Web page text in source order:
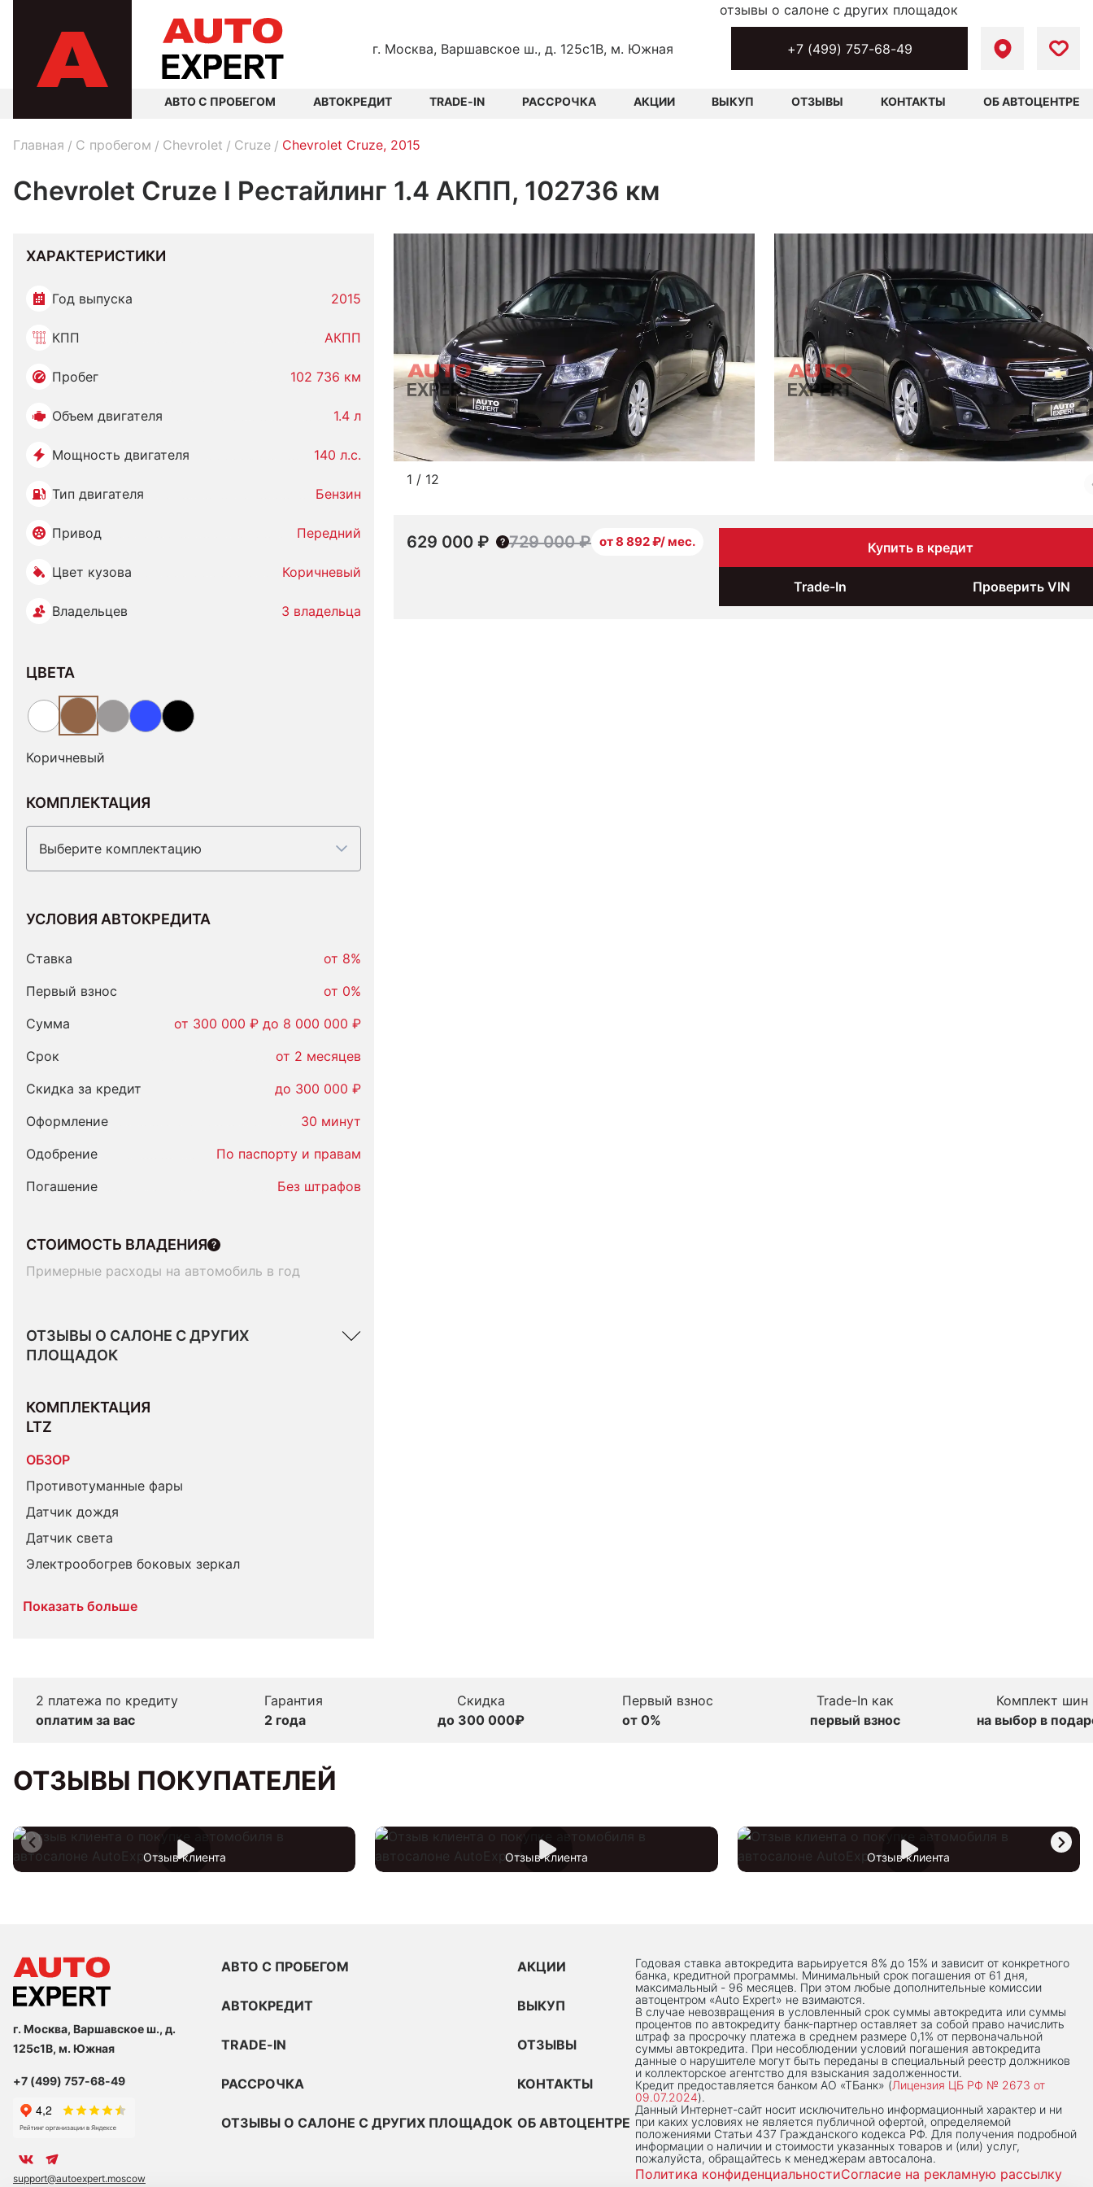
г. Москва, Варшавское ш., д. 125с1В, м. Южная +7 (499) 757-68-49
АВТО С ПРОБЕГОМ АВТОКРЕДИТ TRADE-IN РАССРОЧКА АКЦИИ ВЫКУП ОТЗЫВЫ КОНТАКТЫ ОБ АВТОЦЕНТРЕ
отзывы о салоне с других площадок
Главная C пробегом Chevrolet Cruze Chevrolet Cruze, 2015
Chevrolet Cruze I Рестайлинг 1.4 АКПП, 102736 км
ХАРАКТЕРИСТИКИ
Год выпуска 2015
КПП АКПП
Пробег 102 736 км
Объем двигателя 1.4 л
Мощность двигателя 140 л.с.
Тип двигателя Бензин
Привод Передний
Цвет кузова Коричневый
Владельцев 3 владельца
ЦВЕТА
Коричневый
КОМПЛЕКТАЦИЯ
Выберите комплектацию
УСЛОВИЯ АВТОКРЕДИТА
Ставка
от 8%
Первый взнос
от 0%
Сумма
от 300 000 ₽ до 8 000 000 ₽
Срок
от 2 месяцев
Скидка за кредит
до 300 000 ₽
Оформление
30 минут
Одобрение
По паспорту и правам
Погашение
Без штрафов
СТОИМОСТЬ ВЛАДЕНИЯ
Примерные расходы на автомобиль в год
ОТЗЫВЫ О САЛОНЕ С ДРУГИХ
ПЛОЩАДОК
КОМПЛЕКТАЦИЯ
LTZ
ОБЗОР
Противотуманные фары
Датчик дождя
Датчик света
Электрообогрев боковых зеркал
Показать больше
1 / 12
629 000 ₽ 729 000 ₽ от 8 892 ₽/ мес. Купить в кредит
Trade-In Проверить VIN
2 платежа по кредиту
оплатим за вас
Гарантия
2 года
Скидка
до 300 000₽
Первый взнос
от 0%
Trade-In как
первый взнос
Комплект шин
на выбор в
ОТЗЫВЫ ПОКУПАТЕЛЕЙ
Отзыв клиента Отзыв клиента Отзыв клиента
г. Москва, Варшавское ш., д.
125с1В, м. Южная
+7 (499) 757-68-49
support@autoexpert.moscow
АВТО С ПРОБЕГОМ
АВТОКРЕДИТ
TRADE-IN
РАССРОЧКА
ОТЗЫВЫ О САЛОНЕ С ДРУГИХ ПЛОЩАДОК
АКЦИИ
ВЫКУП
ОТЗЫВЫ
КОНТАКТЫ
ОБ АВТОЦЕНТРЕ
Годовая ставка автокредита варьируется 8% до 15% и зависит от конкретного
банка, кредитной программы. Минимальный срок погашения от 61 дня,
максимальный - 96 месяцев. При этом любые дополнительные комиссии
автоцентром «Auto Expert» не взимаются.
В случае невозвращения в условленный срок суммы автокредита или суммы
процентов по автокредиту банк-партнер оставляет за собой право начислить
штраф за просрочку платежа в среднем размере 0,1% от первоначальной
суммы автокредита. При несоблюдении условий погашения автокредита
данные о нарушителе могут быть переданы в специальный реестр должников
и коллекторское агентство для взыскания задолженности.
Кредит предоставляется банком АО «ТБанк» (Лицензия ЦБ РФ № 2673 от
09.07.2024).
Данный Интернет-сaйт носит исключительно информационный характер и ни
при каких условиях не является публичной офертой, определяемой
положениями Статьи 437 Гражданского кодекса РФ. Для получения подробной
информации о наличии и стоимости указанных товаров и (или) услуг,
пожалуйста, обращайтесь к менеджерам автосалона.
Политика конфиденциальностиСогласие на рекламную рассылку